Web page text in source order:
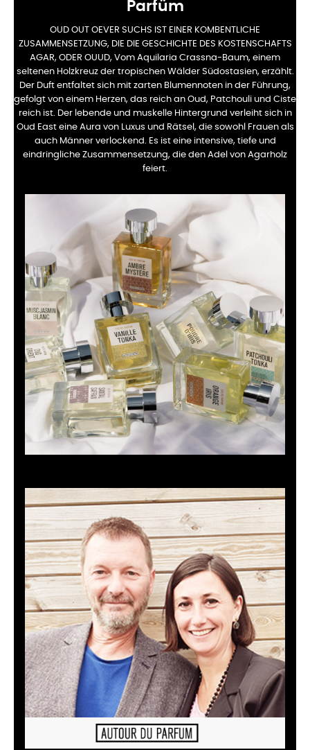
Parfüm
OUD OUT OEVER SUCHS IST EINER KOMBENTLICHE
ZUSAMMENSETZUNG, DIE DIE GESCHICHTE DES KOSTENSCHAFTS
AGAR, ODER OUUD, Vom Aquilaria Crassna-Baum, einem
seltenen Holzkreuz der tropischen Wälder Südostasien, erzählt.
Der Duft entfaltet sich mit zarten Blumennoten in der Führung,
gefolgt von einem Herzen, das reich an Oud, Patchouli und Ciste
reich ist. Der lebende und muskelle Hintergrund verleiht sich in
Oud East eine Aura von Luxus und Rätsel, die sowohl Frauen als
auch Männer verlockend. Es ist eine intensive, tiefe und
eindringliche Zusammensetzung, die den Adel von Agarholz
feiert.